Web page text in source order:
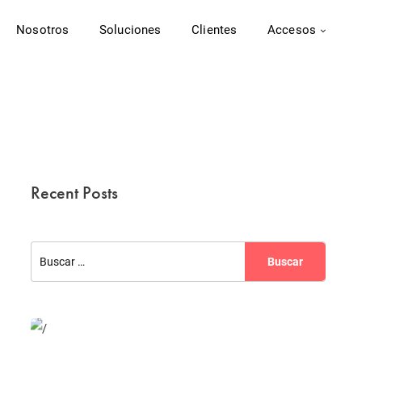
Nosotros Soluciones Clientes Accesos
Recent Posts